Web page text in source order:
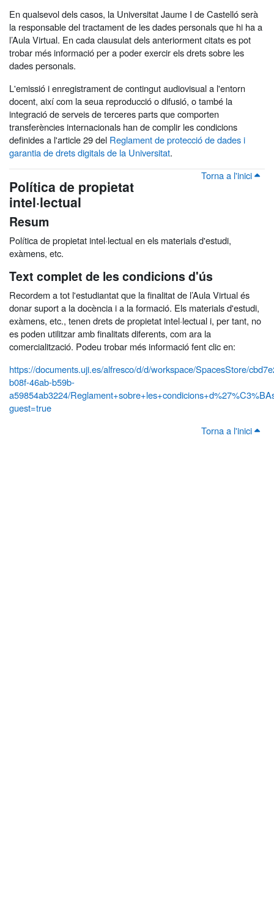
En qualsevol dels casos, la Universitat Jaume I de Castelló serà
la responsable del tractament de les dades personals que hi ha a
l’Aula Virtual. En cada clausulat dels anteriorment citats es pot
trobar més informació per a poder exercir els drets sobre les
dades personals.
L'emissió i enregistrament de contingut audiovisual a l'entorn
docent, així com la seua reproducció o difusió, o també la
integració de serveis de terceres parts que comporten
transferències internacionals han de complir les condicions
definides a l'article 29 del Reglament de protecció de dades i
garantia de drets digitals de la Universitat.
Torna a l'inici
Política de propietat
intel·lectual
Resum
Política de propietat intel·lectual en els materials d'estudi,
exàmens, etc.
Text complet de les condicions d'ús
Recordem a tot l'estudiantat que la finalitat de l’Aula Virtual és
donar suport a la docència i a la formació. Els materials d'estudi,
exàmens, etc., tenen drets de propietat intel·lectual i, per tant, no
es poden utilitzar amb finalitats diferents, com ara la
comercialització. Podeu trobar més informació fent clic en:
https://documents.uji.es/alfresco/d/d/workspace/SpacesStore/
b08f-46ab-b59b-
a59854ab3224/
guest=true
Torna a l'inici